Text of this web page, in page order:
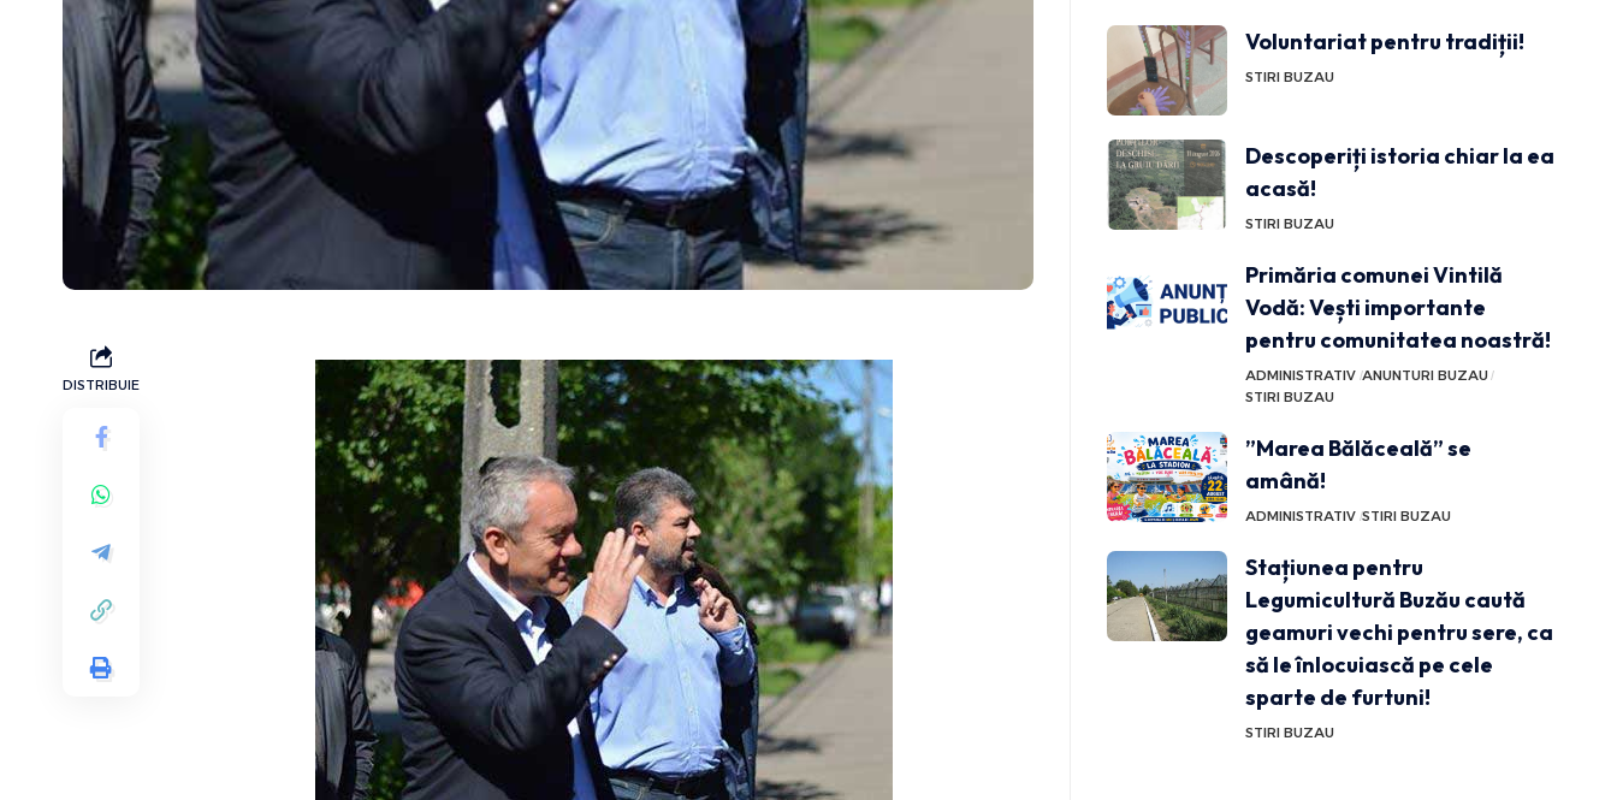
DISTRIBUIE
Voluntariat pentru tradiții!
STIRI BUZAU
Descoperiți istoria chiar la ea
acasă!
STIRI BUZAU
Primăria comunei Vintilă
Vodă: Vești importante
pentru comunitatea noastră!
ADMINISTRATIV ANUNTURI BUZAU
STIRI BUZAU
”Marea Bălăceală” se
amână!
ADMINISTRATIV STIRI BUZAU
Stațiunea pentru
Legumicultură Buzău caută
geamuri vechi pentru sere, ca
să le înlocuiască pe cele
sparte de furtuni!
STIRI BUZAU